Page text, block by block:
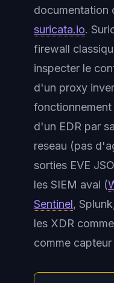
documentation
suricata.io.
firewall
inspecter le
d'un proxy
d'un EDR par
reseau (pas
sorties EVE
les SIEM aval (
Sentinel,
les XDR
comme capteur